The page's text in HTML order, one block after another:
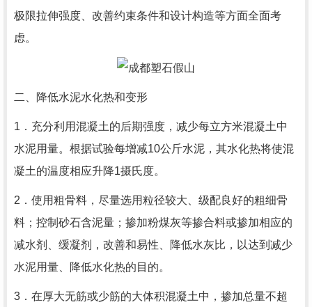
极限拉伸强度、改善约束条件和设计构造等方面全面考
虑。
二、降低水泥水化热和变形
1．充分利用混凝土的后期强度，减少每立方米混凝土中
水泥用量。根据试验每增减10公斤水泥，其水化热将使混
凝土的温度相应升降1摄氏度。
2．使用粗骨料，尽量选用粒径较大、级配良好的粗细骨
料；控制砂石含泥量；掺加粉煤灰等掺合料或掺加相应的
减水剂、缓凝剂，改善和易性、降低水灰比，以达到减少
水泥用量、降低水化热的目的。
3．在厚大无筋或少筋的大体积混凝土中，掺加总量不超